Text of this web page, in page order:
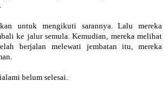
untuk mengikuti sarannya. Lalu mereka
ke jalur semula. Kemudian, mereka melihat
berjalan melewati jembatan itu, mereka
belum selesai.